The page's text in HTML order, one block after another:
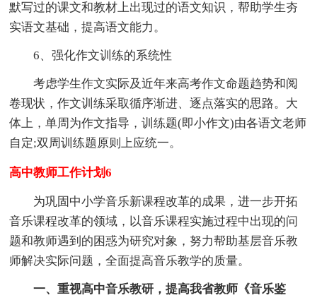
默写过的课文和教材上出现过的语文知识，帮助学生夯
实语文基础，提高语文能力。
6、强化作文训练的系统性
考虑学生作文实际及近年来高考作文命题趋势和阅
卷现状，作文训练采取循序渐进、逐点落实的思路。大
体上，单周为作文指导，训练题(即小作文)由各语文老师
自定;双周训练题原则上应统一。
高中教师工作计划6
为巩固中小学音乐新课程改革的成果，进一步开拓
音乐课程改革的领域，以音乐课程实施过程中出现的问
题和教师遇到的困惑为研究对象，努力帮助基层音乐教
师解决实际问题，全面提高音乐教学的质量。
一、重视高中音乐教研，提高我省教师《音乐鉴